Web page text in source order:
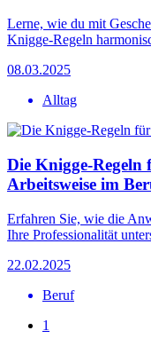
Lerne, wie du mit
Knigge-Regeln
08.03.2025
Alltag
Die Knigge-
Arbeitsweise im
Erfahren Sie, wie die
Ihre Professionalität
22.02.2025
Beruf
1